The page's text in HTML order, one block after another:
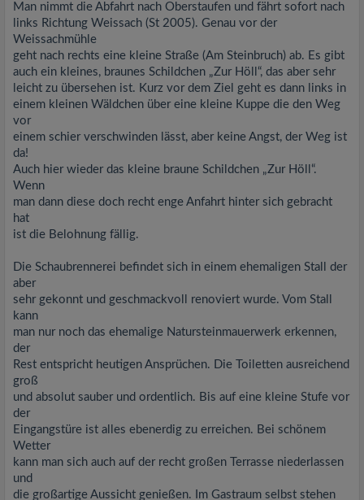
Man nimmt die Abfahrt nach Oberstaufen und fährt sofort nach
links Richtung Weissach (St 2005). Genau vor der
Weissachmühle
geht nach rechts eine kleine Straße (Am Steinbruch) ab. Es gibt
auch ein kleines, braunes Schildchen „Zur Höll“, das aber sehr
leicht zu übersehen ist. Kurz vor dem Ziel geht es dann links in
einem kleinen Wäldchen über eine kleine Kuppe die den Weg
vor
einem schier verschwinden lässt, aber keine Angst, der Weg ist
da!
Auch hier wieder das kleine braune Schildchen „Zur Höll“.
Wenn
man dann diese doch recht enge Anfahrt hinter sich gebracht
hat
ist die Belohnung fällig.
Die Schaubrennerei befindet sich in einem ehemaligen Stall der
aber
sehr gekonnt und geschmackvoll renoviert wurde. Vom Stall
kann
man nur noch das ehemalige Natursteinmauerwerk erkennen,
der
Rest entspricht heutigen Ansprüchen. Die Toiletten ausreichend
groß
und absolut sauber und ordentlich. Bis auf eine kleine Stufe vor
der
Eingangstüre ist alles ebenerdig zu erreichen. Bei schönem
Wetter
kann man sich auch auf der recht großen Terrasse niederlassen
und
die großartige Aussicht genießen. Im Gastraum selbst stehen